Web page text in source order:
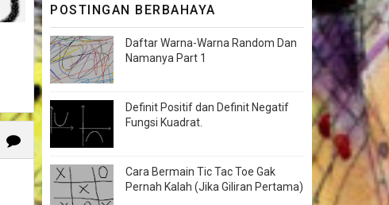
POSTINGAN BERBAHAYA
Daftar Warna-Warna Random Dan
Namanya Part 1
Definit Positif dan Definit Negatif
Fungsi Kuadrat.
Cara Bermain Tic Tac Toe Gak
Pernah Kalah (Jika Giliran Pertama)